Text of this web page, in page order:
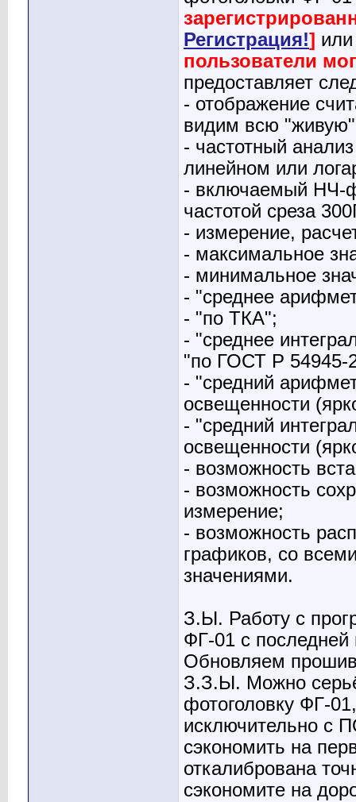
Регистрация!]
пользователи
предоставляет
- отображение
видим всю "живую"
- частотный
линейном или
- включаемый НЧ-
частотой среза
- измерение,
- максимальное
- минимальное
- "среднее
- "по ТКА";
- "среднее
"по ГОСТ Р 54945-
- "средний
освещенности
- "средний
освещенности
- возможность
- возможность
измерение;
- возможность
графиков, со
значениями.
З.Ы. Работу с
ФГ-01 с последней
Обновляем
З.З.Ы. Можно
фотоголовку ФГ-
исключительно с
сэкономить на
откалибрована
сэкономите на